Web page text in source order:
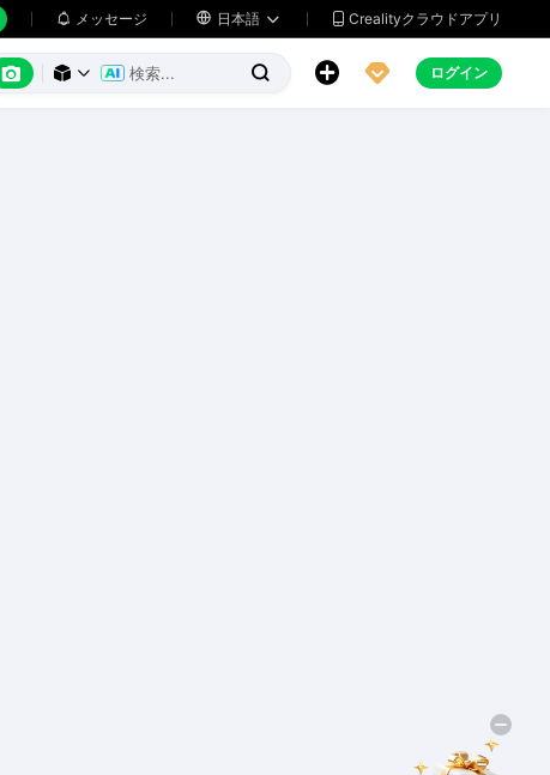
 メッセージ  日本語   Crealityクラウドアプリ
      ログイン